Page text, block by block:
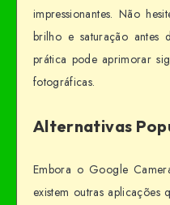
impressionantes. Não
brilho e saturação antes
prática pode aprimorar
fotográficas.
Alternativas
Embora o Google
existem outras aplicações